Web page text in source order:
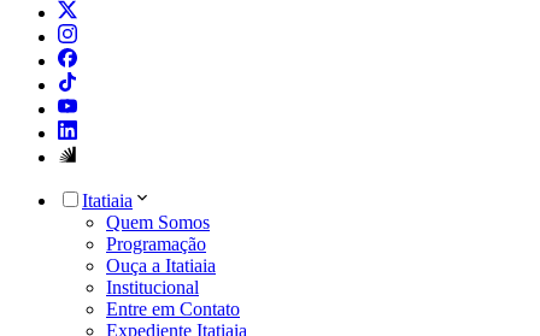
Itatiaia
Quem Somos
Programação
Ouça a Itatiaia
Institucional
Entre em Contato
Expediente Itatiaia